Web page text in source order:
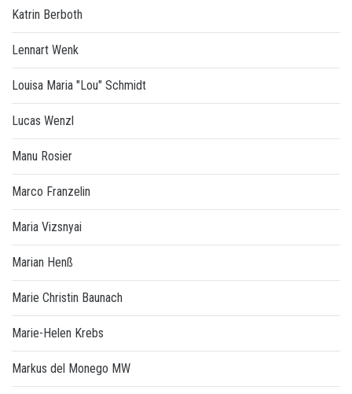
Katrin Berboth
Lennart Wenk
Louisa Maria "Lou" Schmidt
Lucas Wenzl
Manu Rosier
Marco Franzelin
Maria Vizsnyai
Marian Henß
Marie Christin Baunach
Marie-Helen Krebs
Markus del Monego MW